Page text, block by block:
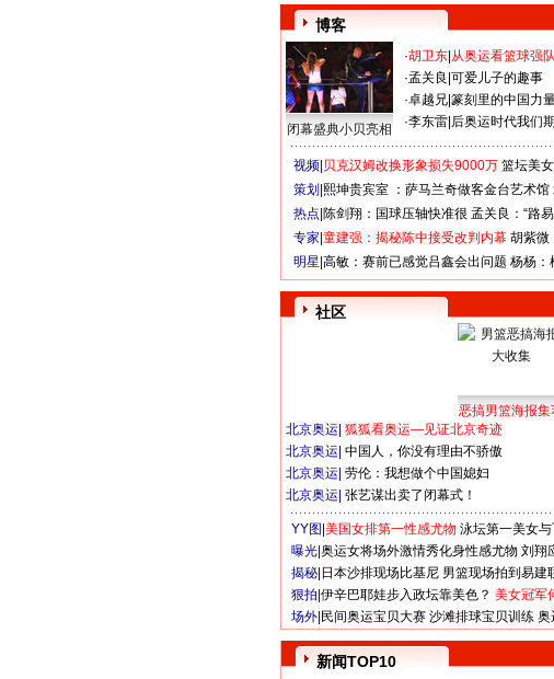
博客
闭幕盛典小贝亮相
·胡卫东 从奥运看篮球强
·孟关良 可爱儿子的趣事
·卓越兄 篆刻里的中国力
·李东雷 后奥运时代我们
视频| 贝克汉姆改换形象损失9000万 篮坛美
策划| 熙坤贵宾室 ：萨马兰奇做客金台艺术馆
热点| 陈剑翔：国球压轴快准很 孟关良：“路
专家| 童建强：揭秘陈中接受改判内幕 胡紫微
明星| 高敏：赛前已感觉吕鑫会出问题 杨杨：
社区
恶搞男篮海报集
北京奥运 狐狐看奥运—见证北京奇迹
北京奥运 中国人，你没有理由不骄傲
北京奥运 劳伦：我想做个中国媳妇
北京奥运 张艺谋出卖了闭幕式！
YY图| 美国女排第一性感尤物 泳坛第一美女
曝光| 奥运女将场外激情秀化身性感尤物 刘翔
揭秘| 日本沙排现场比基尼 男篮现场拍到易建
狠拍| 伊辛巴耶娃步入政坛靠美色？ 美女冠军
场外| 民间奥运宝贝大赛 沙滩排球宝贝训练 奥
新闻TOP10